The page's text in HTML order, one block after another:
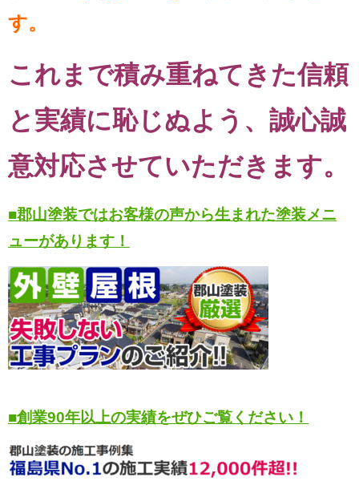
す。
これまで積み重ねてきた信頼
と実績に恥じぬよう、誠心誠
意対応させていただきます。
■郡山塗装ではお客様の声から生まれた塗装メニ
ューがあります！
■創業90年以上の実績をぜひご覧ください！